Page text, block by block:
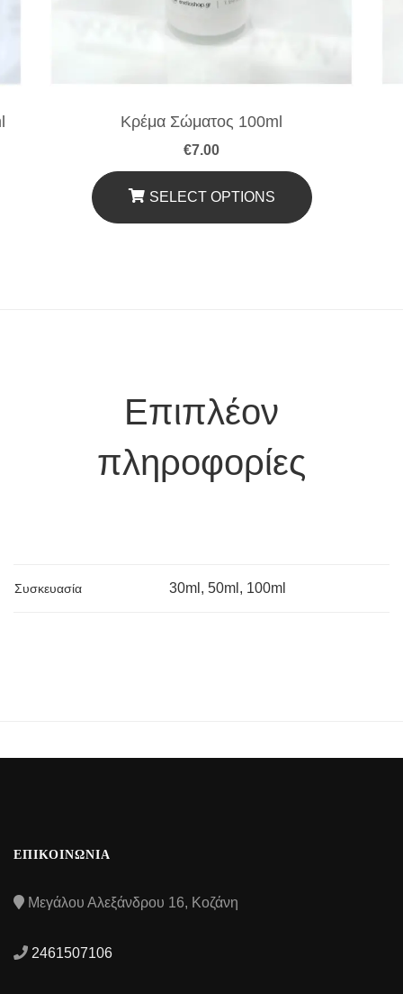
Κρέμα Σώματος 100ml
€7.00
SELECT OPTIONS
Επιπλέον
πληροφορίες
Συσκευασία 30ml, 50ml, 100ml
ΕΠΙΚΟΙΝΩΝΙΑ
Μεγάλου Αλεξάνδρου 16, Κοζάνη
2461507106